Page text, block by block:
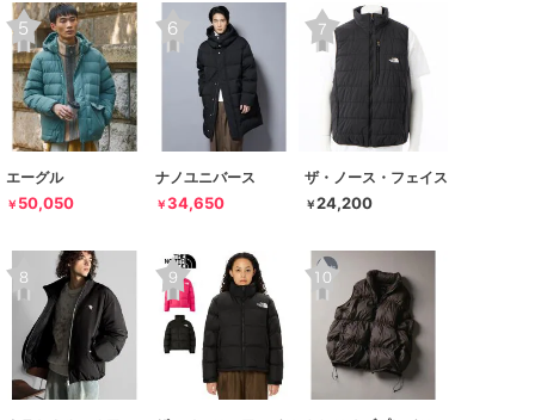
エーグル
￥ 50,050
ナノユニバース
￥34,650
ザ・ノース・フェイス
￥24,200